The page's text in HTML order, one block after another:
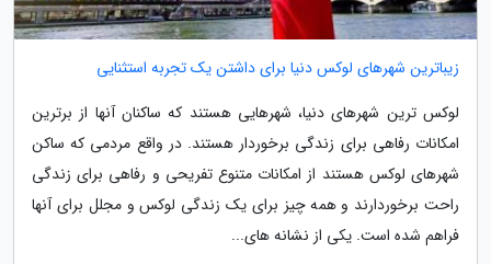
زیباترین شهرهای لوکس دنیا برای داشتن یک تجربه استثنایی
لوکس ترین شهرهای دنیا، شهرهایی هستند که ساکنان آنها از برترین
امکانات رفاهی برای زندگی برخوردار هستند. در واقع مردمی که ساکن
شهرهای لوکس هستند از امکانات متنوع تفریحی و رفاهی برای زندگی
راحت برخوردارند و همه چیز برای یک زندگی لوکس و مجلل برای آنها
فراهم شده است. یکی از نشانه های...